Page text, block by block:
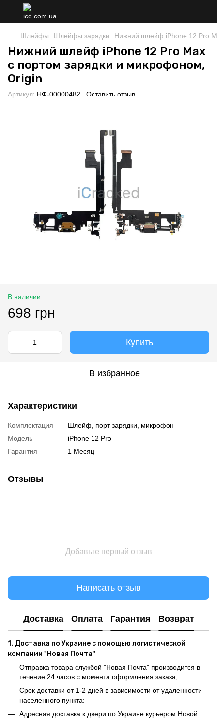
Шлейфы Шлейфы зарядки Нижний шлейф iPhone 12 Pro
Нижний шлейф iPhone 12 Pro Max
с портом зарядки и микрофоном,
Origin
Артикул: НФ-00000482 Оставить отзыв
В наличии
698 грн
Купить
В избранное
Характеристики
Комплектация
Шлейф, порт зарядки, микрофон
Модель
iPhone 12 Pro
Гарантия
1 Месяц
Отзывы
Добавьте первый отзыв
Написать отзыв
Доставка Оплата Гарантия Возврат
1. Доставка по Украине с помощью логистической
компании "Новая Почта"
Отправка товара службой "Новая Почта" производится в
течение 24 часов с момента оформления заказа;
Срок доставки от 1-2 дней в зависимости от удаленности
населенного пункта;
Адресная доставка к двери по Украине курьером Новой